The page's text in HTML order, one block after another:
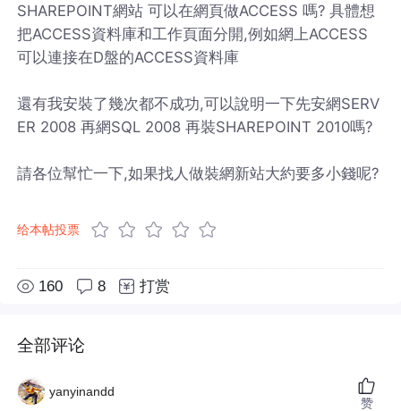
SHAREPOINT網站 可以在網頁做ACCESS 嗎? 具體想
把ACCESS資料庫和工作頁面分開,例如網上ACCESS
可以連接在D盤的ACCESS資料庫
還有我安裝了幾次都不成功,可以說明一下先安網SERV
ER 2008 再網SQL 2008 再裝SHAREPOINT 2010嗎?
請各位幫忙一下,如果找人做裝網新站大約要多小錢呢?
给本帖投票
160 8 打赏
全部评论
yanyinandd
赞